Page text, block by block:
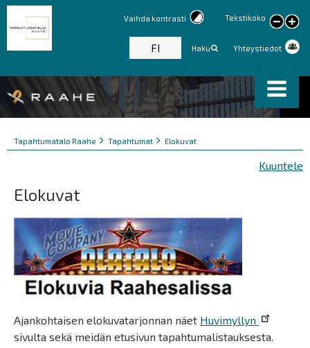
Tekstikoko
text
Vaihda kontrasti
Haku Yhteystiedot
FI
Murupolku
You
Tapahtumatalo Raahe Tapahtumat Elokuvat
Kuuntele
Elokuvat
Ajankohtaisen elokuvatarjonnan näet Huvimyllyn
sivulta sekä meidän etusivun tapahtumalistauksesta.